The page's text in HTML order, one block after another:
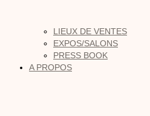
LIEUX DE VENTES
EXPOS/SALONS
PRESS BOOK
A PROPOS